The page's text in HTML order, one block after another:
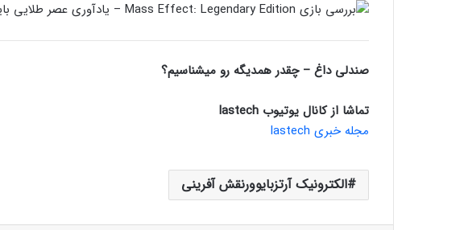
صندلی داغ – چقدر همدیگه رو میشناسیم؟
تماشا از کانال یوتیوب lastech
مجله خبری lastech
الکترونیک آرتزبایوورنقش آفرینی